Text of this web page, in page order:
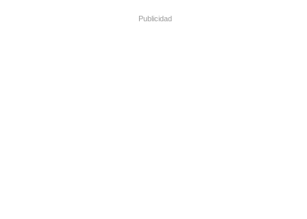
Publicidad